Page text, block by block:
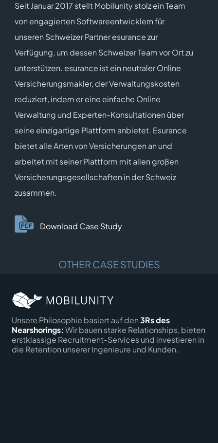
Seit Januar 2017 stellt Mobilunity stolz ein Team
von engagierten Softwareentwicklern für
unseren Schweizer Partner esurance zur
Verfügung, um dessen Schweizer Team vor Ort zu
unterstützen. esurance ist ein neutraler Online
Versicherungsmakler, der Verwaltungskosten
reduziert, indem er eine einfache Online
Verwaltung und Experten-Konsultationen über
seine einzigartige Plattform anbietet. Esurance
bietet alle Arten von Versicherungen an und
arbeitet mit seiner Plattform mit allen großen
Versicherungsgesellschaften in der Schweiz
zusammen.
Download Case Study
OTHER CASE STUDIES
Unsere Philosophie basiert auf den3Rs des
Nearshorings: Wir bauen starke Relationships, bieten
erstklassige Recruitment-Services und investieren in
die Retention unserer Ingenieure und Kunden.